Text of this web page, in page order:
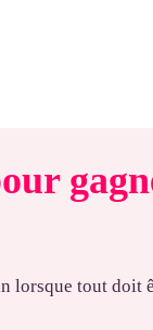
lorsque tout doit